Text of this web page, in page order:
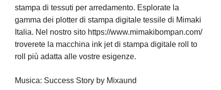
stampa di tessuti per arredamento. Esplorate la
gamma dei plotter di stampa digitale tessile di Mimaki
Italia. Nel nostro sito https://www.mimakibompan.com/
troverete la macchina ink jet di stampa digitale roll to
roll più adatta alle vostre esigenze.
Musica: Success Story by Mixaund